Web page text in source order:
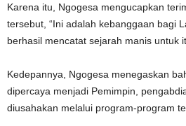
Karena itu, Ngogesa mengucapkan
tersebut, “Ini adalah kebanggaan bagi
berhasil mencatat sejarah manis untuk
Kedepannya, Ngogesa menegaskan
dipercaya menjadi Pemimpin,
diusahakan melalui program-program